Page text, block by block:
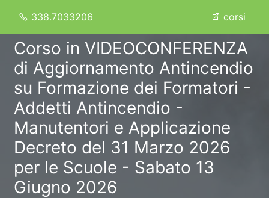
338.7033206 corsi
Corso in VIDEOCONFERENZA
di Aggiornamento Antincendio
su Formazione dei Formatori -
Addetti Antincendio -
Manutentori e Applicazione
Decreto del 31 Marzo 2026
per le Scuole - Sabato 13
Giugno 2026